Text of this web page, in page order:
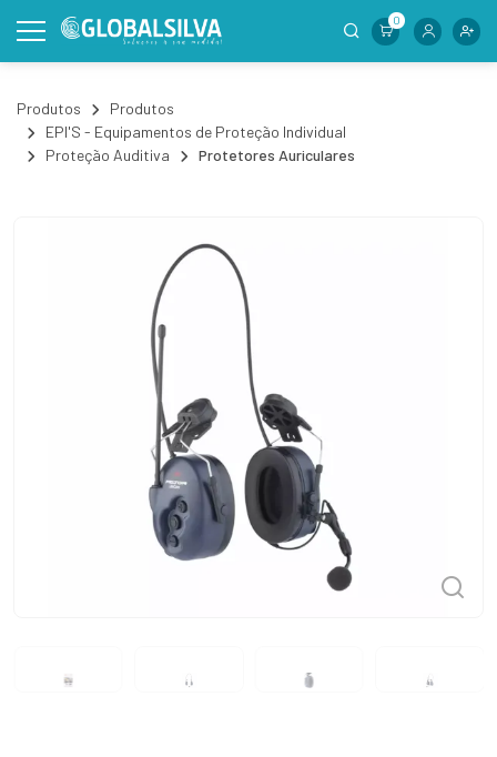
0
Produtos
Produtos
EPI'S - Equipamentos de Proteção Individual
Proteção Auditiva
Protetores Auriculares